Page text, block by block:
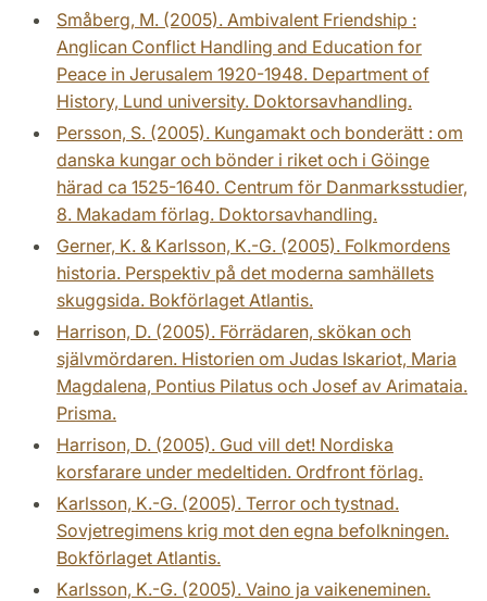
Småberg, M. (2005). Ambivalent Friendship :
Anglican Conflict Handling and Education for
Peace in Jerusalem 1920-1948. Department of
History, Lund university. Doktorsavhandling.
Persson, S. (2005). Kungamakt och bonderätt : om
danska kungar och bönder i riket och i Göinge
härad ca 1525-1640. Centrum för Danmarksstudier,
8. Makadam förlag. Doktorsavhandling.
Gerner, K. & Karlsson, K.-G. (2005). Folkmordens
historia. Perspektiv på det moderna samhällets
skuggsida. Bokförlaget Atlantis.
Harrison, D. (2005). Förrädaren, skökan och
självmördaren. Historien om Judas Iskariot, Maria
Magdalena, Pontius Pilatus och Josef av Arimataia.
Prisma.
Harrison, D. (2005). Gud vill det! Nordiska
korsfarare under medeltiden. Ordfront förlag.
Karlsson, K.-G. (2005). Terror och tystnad.
Sovjetregimens krig mot den egna befolkningen.
Bokförlaget Atlantis.
Karlsson, K.-G. (2005). Vaino ja vaikeneminen.